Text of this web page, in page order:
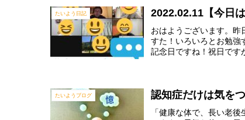
たいよう日記 2022.02.11【今日
おはようございます。昨
すた！いろいろとお勉強
記念日ですね！祝日です
たいようブログ 認知症だけは気を
「健康な体で、長い老